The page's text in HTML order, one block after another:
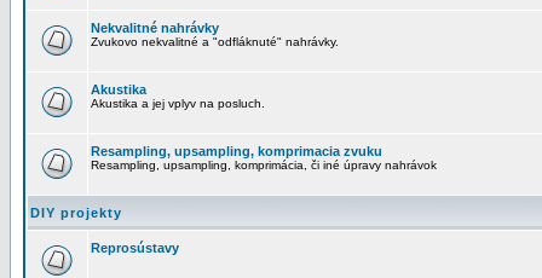
Nekvalitné nahrávky
Zvukovo nekvalitné a "odfláknuté" nahrávky.
Akustika
Akustika a jej vplyv na posluch.
Resampling, upsampling, komprimacia zvuku
Resampling, upsampling, komprimácia, či iné úpravy nahrávok
DIY projekty
Reprosústavy